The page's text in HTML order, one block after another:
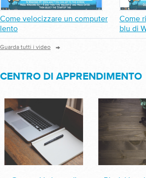
Come velocizzare un computer
lento
Come
blu di
Guarda tutti i video →
CENTRO DI APPRENDIMENTO